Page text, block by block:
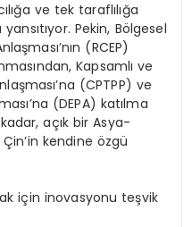
ve tek taraflılığa
Pekin, Bölgesel
(RCEP)
Kapsamlı ve
(CPTPP) ve
(DEPA) katılma
açık bir Asya-
kendine özgü
için inovasyonu teşvik